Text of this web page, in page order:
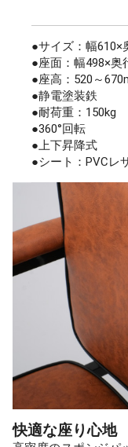
●サイズ：幅610×
●座面：幅498×奥
●座高：520～
●静電塗装鉄
●耐荷重：150kg
●360°回転
●上下昇降式
●シート：PVCレ
快適な座り心地